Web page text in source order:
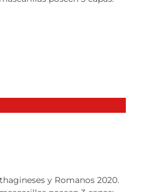
y Romanos 2020.